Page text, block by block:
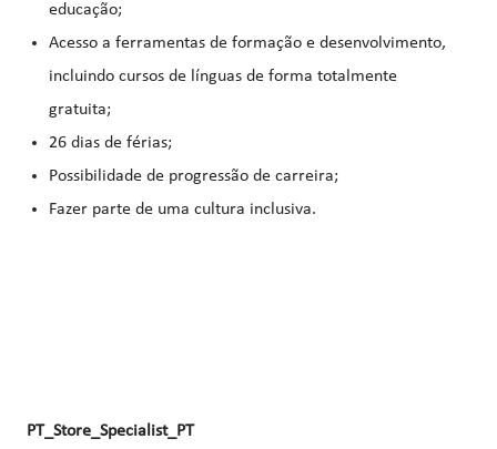
educação;
Acesso a ferramentas de formação e desenvolvimento,
incluindo cursos de línguas de forma totalmente
gratuita;
26 dias de férias;
Possibilidade de progressão de carreira;
Fazer parte de uma cultura inclusiva.
PT_Store_Specialist_PT